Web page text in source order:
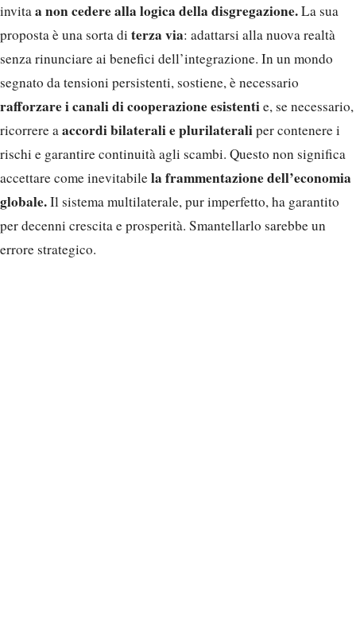
invitaa non cedere alla logica della disgregazione.La sua
proposta è una sorta di terza via: adattarsi alla nuova realtà
senza rinunciare ai benefici dell’integrazione. In un mondo
segnato da tensioni persistenti, sostiene, è necessario
rafforzare i canali di cooperazione esistentie, se necessario,
ricorrere aaccordi bilaterali e plurilateraliper contenere i
rischi e garantire continuità agli scambi. Questo non significa
accettare come inevitabilela frammentazione dell’economia
globale.Il sistema multilaterale, pur imperfetto, ha garantito
per decenni crescita e prosperità. Smantellarlo sarebbe un
errore strategico.